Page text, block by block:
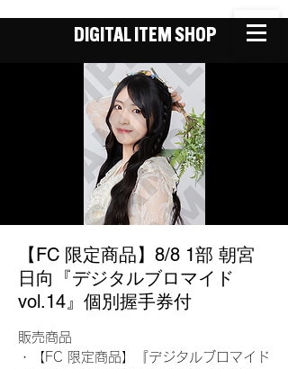
DIGITAL ITEM SHOP
【FC 限定商品】8/8 1部 朝宮
日向『デジタルブロマイド
vol.14』個別握手券付
販売商品
・【FC 限定商品】『デジタルブロマイド